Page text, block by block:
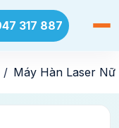
317 887
Máy Hàn Laser Nữ